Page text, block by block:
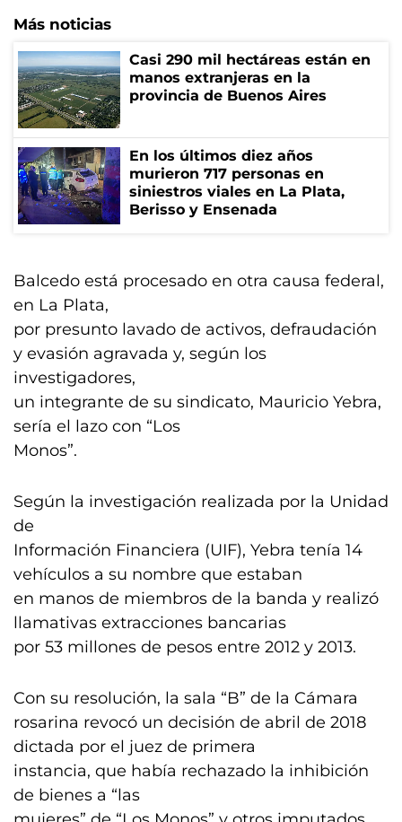
Más noticias
Casi 290 mil hectáreas están en
manos extranjeras en la
provincia de Buenos Aires
En los últimos diez años
murieron 717 personas en
siniestros viales en La Plata,
Berisso y Ensenada
Balcedo está procesado en otra causa federal,
en La Plata,
por presunto lavado de activos, defraudación
y evasión agravada y, según los
investigadores,
un integrante de su sindicato, Mauricio Yebra,
sería el lazo con “Los
Monos”.
Según la investigación realizada por la Unidad
de
Información Financiera (UIF), Yebra tenía 14
vehículos a su nombre que estaban
en manos de miembros de la banda y realizó
llamativas extracciones bancarias
por 53 millones de pesos entre 2012 y 2013.
Con su resolución, la sala “B” de la Cámara
rosarina revocó un decisión de abril de 2018
dictada por el juez de primera
instancia, que había rechazado la inhibición
de bienes a “las